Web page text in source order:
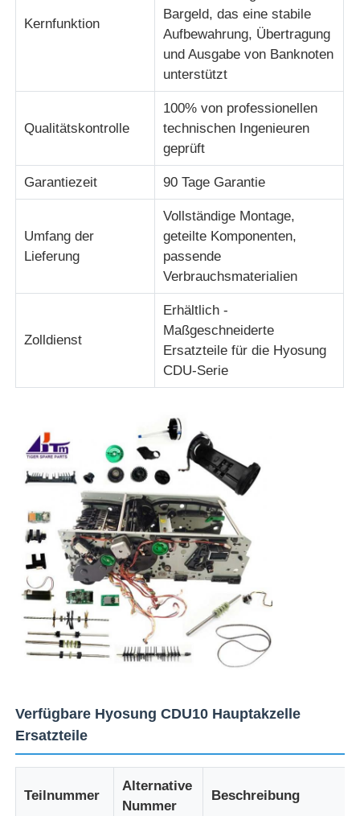
NCR-Geldautomatenteile
Ersatzteile für Wincor-Geldautomaten
Hyosung ATM-Teile
Fujitsu Geldautomaten-Teile
Hitachi-Geldautomaten-Teile
GRG ATM-Teile
OKI ATM-Teile
Genmega ATM -Teile
Rechnungsprüfer
Banknoten-Sortierer
Rechnungszähler
Karten-Drucker
Pos-Maschine
Ersatzteile für Geldautomaten
Kernfunktion
Bargeld, das eine stabile
Aufbewahrung, Übertragung
und Ausgabe von Banknoten
unterstützt
Qualitätskontrolle
100% von professionellen
technischen Ingenieuren
geprüft
Garantiezeit 90 Tage Garantie
Umfang der
Lieferung
Vollständige Montage,
geteilte Komponenten,
passende
Verbrauchsmaterialien
Zolldienst
Erhältlich -
Maßgeschneiderte
Ersatzteile für die Hyosung
CDU-Serie
Verfügbare Hyosung CDU10 Hauptakzelle
Ersatzteile
Teilnummer
Alternative
Nummer
Beschreibung